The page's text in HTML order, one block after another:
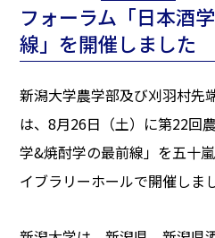
フォーラム「日本酒
線」を開催しました
新潟大学農学部及び刈羽村先
は、8月26日（土）に第22回
学&焼酎学の最前線」を五十
イブラリーホールで開催しま